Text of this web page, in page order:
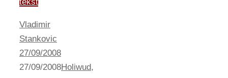
Vladimir
Stankovic
27/09/2008
27/09/2008Holiwud,